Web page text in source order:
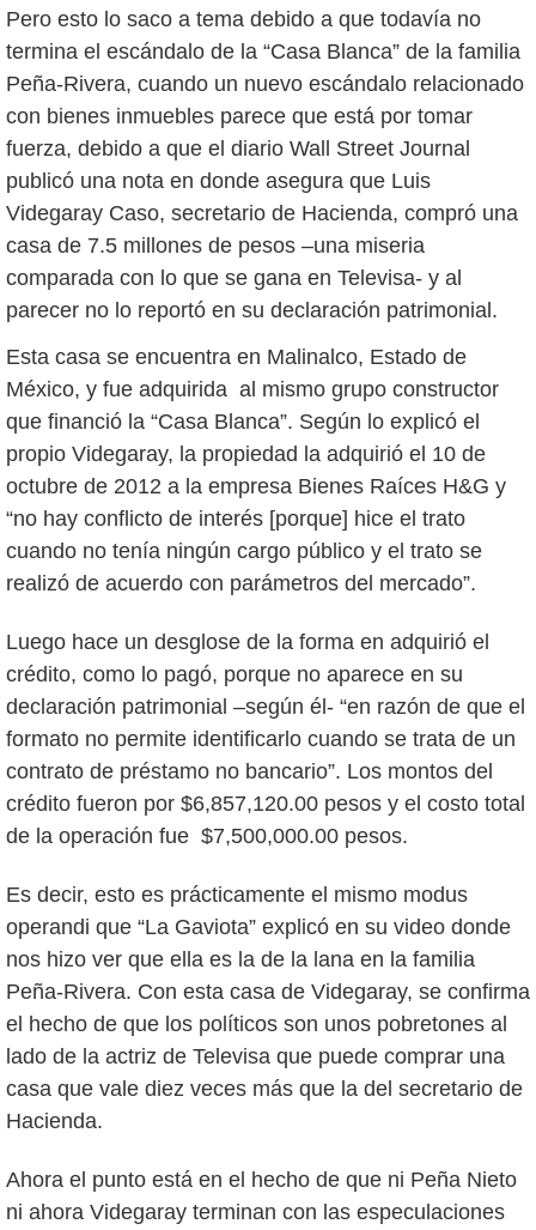
Pero esto lo saco a tema debido a que todavía no
termina el escándalo de la “Casa Blanca” de la familia
Peña-Rivera, cuando un nuevo escándalo relacionado
con bienes inmuebles parece que está por tomar
fuerza, debido a que el diario Wall Street Journal
publicó una nota en donde asegura que Luis
Videgaray Caso, secretario de Hacienda, compró una
casa de 7.5 millones de pesos –una miseria
comparada con lo que se gana en Televisa- y al
parecer no lo reportó en su declaración patrimonial.
Esta casa se encuentra en Malinalco, Estado de
México, y fue adquirida al mismo grupo constructor
que financió la “Casa Blanca”. Según lo explicó el
propio Videgaray, la propiedad la adquirió el 10 de
octubre de 2012 a la empresa Bienes Raíces H&G y
“no hay conflicto de interés [porque] hice el trato
cuando no tenía ningún cargo público y el trato se
realizó de acuerdo con parámetros del mercado”.
Luego hace un desglose de la forma en adquirió el
crédito, como lo pagó, porque no aparece en su
declaración patrimonial –según él- “en razón de que el
formato no permite identificarlo cuando se trata de un
contrato de préstamo no bancario”. Los montos del
crédito fueron por $6,857,120.00 pesos y el costo total
de la operación fue $7,500,000.00 pesos.
Es decir, esto es prácticamente el mismo modus
operandi que “La Gaviota” explicó en su video donde
nos hizo ver que ella es la de la lana en la familia
Peña-Rivera. Con esta casa de Videgaray, se confirma
el hecho de que los políticos son unos pobretones al
lado de la actriz de Televisa que puede comprar una
casa que vale diez veces más que la del secretario de
Hacienda.
Ahora el punto está en el hecho de que ni Peña Nieto
ni ahora Videgaray terminan con las especulaciones